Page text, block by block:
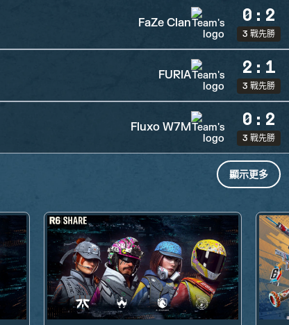
FaZe Clan 0 : 2
3 戰先勝
FURIA 2 : 1
3 戰先勝
Fluxo W7M 0 : 2
3 戰先勝
顯示更多